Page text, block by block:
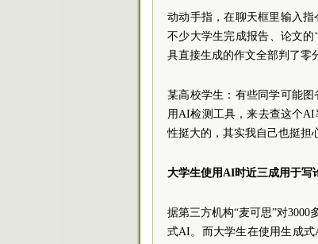
动动手指，在聊天框里输入
不少大学生完成报告、论文
具直接生成的作文全部判了零
某高校学生：有些同学可能
用AI检测工具，来去查这个
性挺大的，其实我自己也挺担
大学生使用AI时近三成用于写
据第三方机构“麦可思”对
式AI。而大学生在使用生成